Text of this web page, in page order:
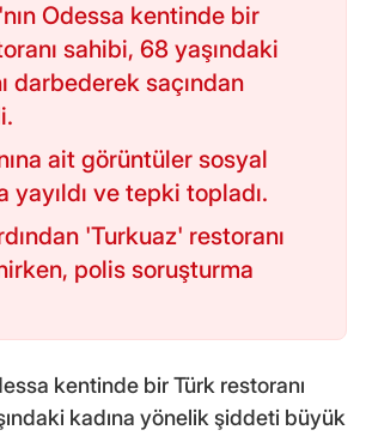
Odessa kentinde bir
sahibi, 68 yaşındaki
darbederek saçından
ait görüntüler sosyal
yayıldı ve tepki topladı.
'Turkuaz' restoranı
polis soruşturma
kentinde bir Türk restoranı
kadına yönelik şiddeti büyük